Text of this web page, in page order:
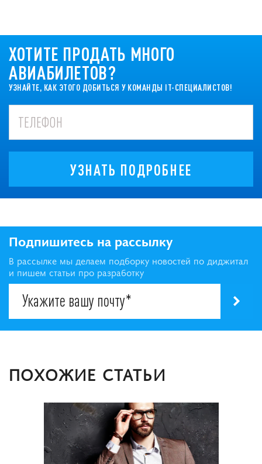
ХОТИТЕ ПРОДАТЬ МНОГО
АВИАБИЛЕТОВ?
УЗНАЙТЕ, КАК ЭТОГО ДОБИТЬСЯ У КОМАНДЫ IT-СПЕЦИАЛИСТОВ!
УЗНАТЬ ПОДРОБНЕЕ
Подпишитесь на рассылку
В рассылке мы делаем подборку новостей по диджитал
и пишем статьи про разработку
ПОХОЖИЕ СТАТЬИ